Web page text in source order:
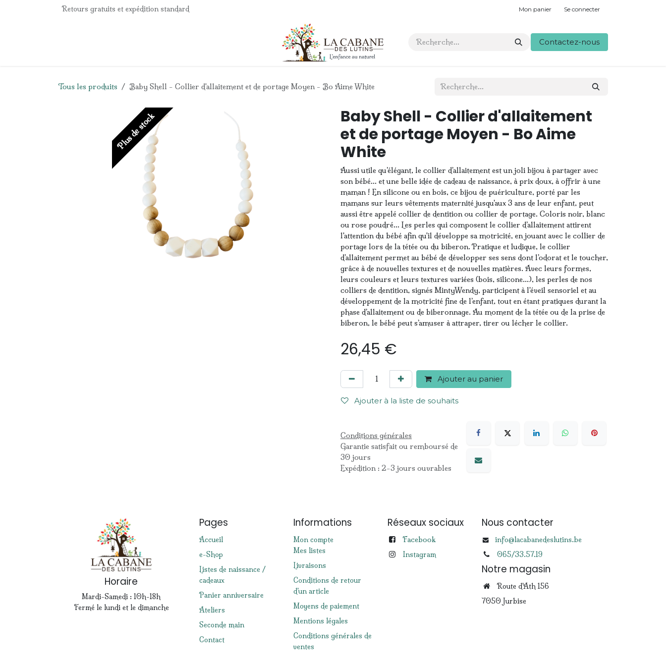
Se rendre au contenuRetours gratuits et expédition standard Mon panier Se connecter
Contact Contactez-nous
Tous les produits Baby Shell - Collier d'allaitement et de portage Moyen - Bo Aime White
Plus de stock
Baby Shell - Collier d'allaitement
et de portage Moyen - Bo Aime
White
Aussi utile qu’élégant, le collier d’allaitement est un joli bijou à partager avec
son bébé… et une belle idée de cadeau de naissance, à prix doux, à offrir à une
maman ! En silicone ou en bois, ce bijou de puériculture, porté par les
mamans sur leurs vêtements maternité jusqu'aux 3 ans de leur enfant, peut
aussi être appelé collier de dentition ou collier de portage. Coloris noir, blanc
ou rose poudré… Les perles qui composent le collier d’allaitement attirent
l'attention du bébé afin qu'il développe sa motricité, en jouant avec le collier de
portage lors de la tétée ou du biberon. Pratique et ludique, le collier
d’allaitement permet au bébé de développer ses sens dont l’odorat et le toucher,
grâce à de nouvelles textures et de nouvelles matières. Avec leurs formes,
leurs couleurs et leurs textures variées (bois, silicone...), les perles de nos
colliers de dentition, signés MintyWendy, participent à l'éveil sensoriel et au
développement de la motricité fine de l’enfant, tout en étant pratiques durant la
phase d’allaitement ou de biberonnage. Au moment de la tétée ou de la prise de
biberon, le bébé peut s’amuser à attraper, tirer ou lécher le collier.
26,45 €
Ajouter au panier
Ajouter à la liste de souhaits
Conditions générales
Garantie satisfait ou remboursé de
30 jours
Expédition : 2-3 jours ouvrables
Horaire
Mardi-Samedi : 10h-18h
Fermé le lundi et le dimanche
Pages
Accueil
e-Shop
Listes de naissance /
cadeaux
Panier anniversaire
Ateliers
Seconde main
Contact
Informations
Mon compte
Mes listes
Livraisons
Conditions de retour
d'un article
Moyens de paiement
Mentions légales
Conditions générales de
ventes
Réseaux sociaux
Facebook
Instagram
Nous contacter
info@lacabanedeslutins.be
065/33.57.19
Notre magasin
Route d'Ath 156
7050 Jurbise